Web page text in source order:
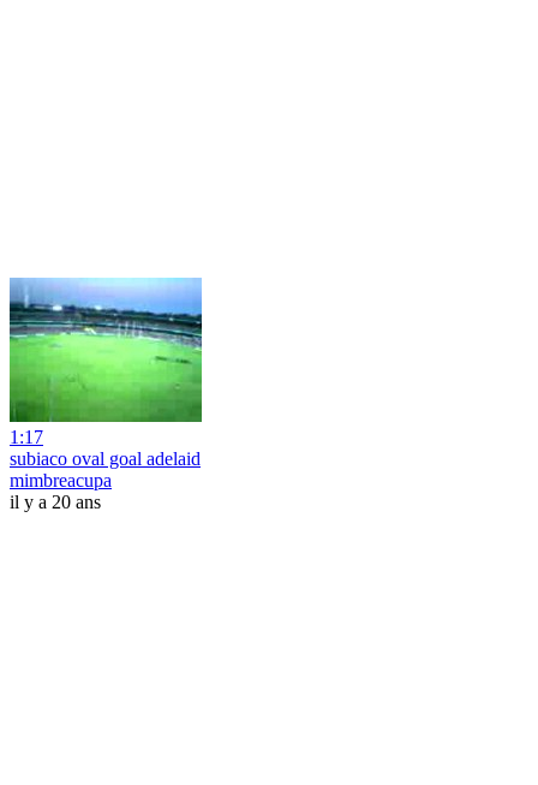
1:17
subiaco oval goal adelaid
mimbreacupa
il y a 20 ans